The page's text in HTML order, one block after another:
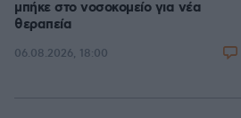
μπήκε στο νοσοκομείο για νέα
θεραπεία
06.08.2026, 18:00